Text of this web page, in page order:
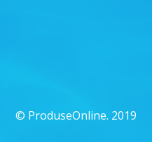
© ProduseOnline. 2019